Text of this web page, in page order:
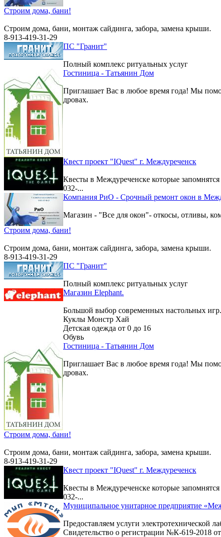
Строим дома, бани!
Строим дома, бани, монтаж сайдинга, забора, замена крыши.
8-913-419-31-29
ПС "Гранит"
Полный комплекс ритуальных услуг
Гостиница - Татьянин Дом
Приглашает Вас в любое время года! Мы
дровах.
Квест проект "IQuest" г. Междуреченск
Квесты в Междуреченске которые
032-...
Компания РиО - Срочный ремонт окон в
Магазин - "Все для окон"- откосы, отливы,
Строим дома, бани!
Строим дома, бани, монтаж сайдинга, забора, замена крыши.
8-913-419-31-29
ПС "Гранит"
Полный комплекс ритуальных услуг
Магазин Elephant.
Большой выбор современных настольных игр.
Куклы Монстр Хай
Детская одежда от 0 до 16
Обувь
Гостиница - Татьянин Дом
Приглашает Вас в любое время года! Мы
дровах.
Строим дома, бани!
Строим дома, бани, монтаж сайдинга, забора, замена крыши.
8-913-419-31-29
Квест проект "IQuest" г. Междуреченск
Квесты в Междуреченске которые
032-...
Муниципальное унитарное предприятие
Предоставляем услуги электротехнической
Свидетельство о регистрации №К-619-2018 от